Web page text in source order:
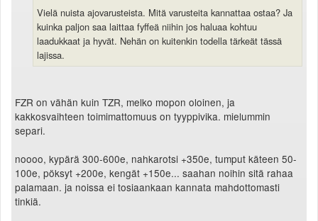
Vielä nuista ajovarusteista. Mitä varusteita kannattaa ostaa? Ja
kuinka paljon saa laittaa fyffeä niihin jos haluaa kohtuu
laadukkaat ja hyvät. Nehän on kuitenkin todella tärkeät tässä
lajissa.
FZR on vähän kuin TZR, melko mopon oloinen, ja
kakkosvaihteen toimimattomuus on tyyppivika. mielummin
separi.
noooo, kypärä 300-600e, nahkarotsi +350e, tumput käteen 50-
100e, pöksyt +200e, kengät +150e... saahan noihin sitä rahaa
palamaan. ja noissa ei tosiaankaan kannata mahdottomasti
tinkiä.